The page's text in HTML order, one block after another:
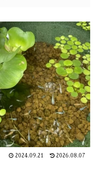
2024.09.21 2026.08.07